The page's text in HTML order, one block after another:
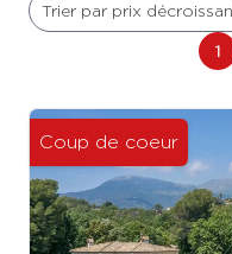
Trier par prix
1
Coup de coeur